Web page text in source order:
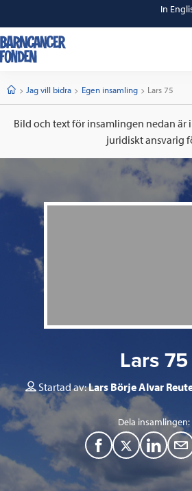
In
StartJag vill bidra Egen insamling Current:
Lars 75
Bild och text för insamlingen nedan är
juridiskt ansvarig
Lars 75
Startad av:Lars Börje Alvar
Dela insamlingen:
F
T
L
i
a